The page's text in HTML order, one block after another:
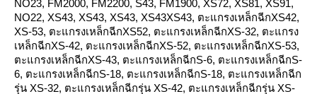
NO23, FM2000, FM2200, S43, FM1900, XS72, XS81, XS91,
NO22, XS43, XS43, XS43, XS43XS43, ตะแกรงเหล็กฉีกXS42,
XS-53, ตะแกรงเหล็กฉีกXS52, ตะแกรงเหล็กฉีกXS-32, ตะแกรง
เหล็กฉีกXS-42, ตะแกรงเหล็กฉีกXS-52, ตะแกรงเหล็กฉีกXS-53,
ตะแกรงเหล็กฉีกXS-43, ตะแกรงเหล็กฉีกS-6, ตะแกรงเหล็กฉีกS-
6, ตะแกรงเหล็กฉีกS-18, ตะแกรงเหล็กฉีกS-18, ตะแกรงเหล็กฉีก
รุ่น XS-32, ตะแกรงเหล็กฉีกรุ่น XS-42, ตะแกรงเหล็กฉีกรุ่น XS-